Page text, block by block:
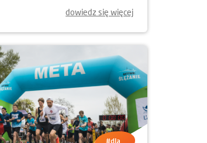
dowiedz się więcej